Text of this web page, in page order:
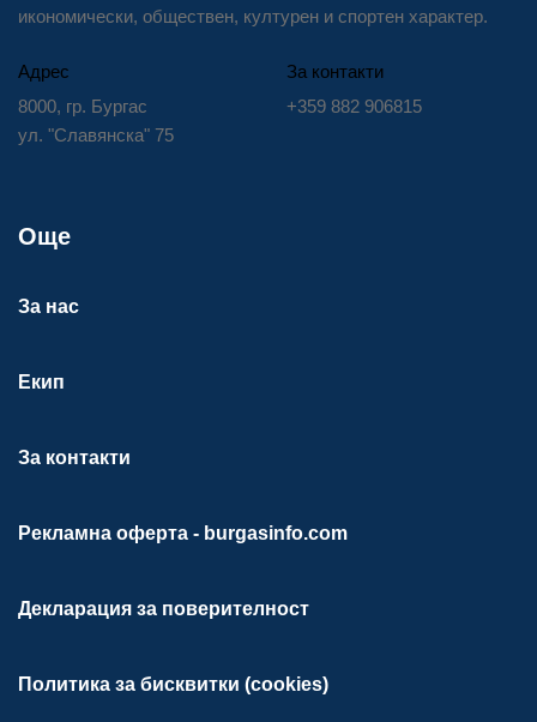
икономически, обществен, културен и спортен характер.
Адрес
8000, гр. Бургас
ул. "Славянска" 75
За контакти
+359 882 906815
Още
За нас
Екип
За контакти
Рекламна оферта - burgasinfo.com
Декларация за поверителност
Политика за бисквитки (cookies)